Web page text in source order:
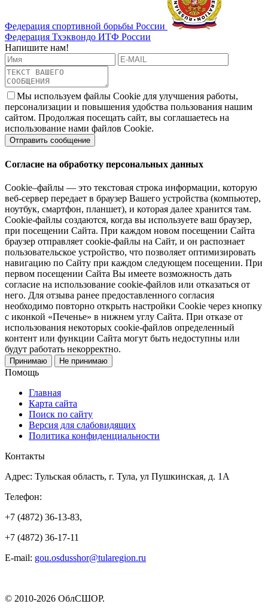
Федерация спортивной борьбы России
Федерация Тхэквондо ИТФ России
Напишите нам!
Мы используем файлы Cookie для улучшения работы,
персонализации и повышения удобства пользования нашим
сайтом. Продолжая посещать сайт, вы соглашаетесь на
использование нами файлов Cookie.
Согласие на обработку персональных данных
Cookie–файлы — это текстовая строка информации, которую
веб-сервер передает в браузер Вашего устройства (компьютер,
ноутбук, смартфон, планшет), и которая далее хранится там.
Cookie-файлы создаются, когда вы используете ваш браузер,
при посещении Сайта. При каждом новом посещении Сайта
браузер отправляет cookie-файлы на Сайт, и он распознает
пользовательское устройство, что позволяет оптимизировать
навигацию по Сайту при каждом следующем посещении. При
первом посещении Сайта Вы имеете возможность дать
согласие на использование cookie-файлов или отказаться от
него. Для отзыва ранее предоставленного согласия
необходимо повторно открыть настройки Cookie через кнопку
с иконкой «Печенье» в нижнем углу Сайта. При отказе от
использования некоторых cookie-файлов определенный
контент или функции Сайта могут быть недоступны или
будут работать некорректно.
Принимаю Не принимаю
Помощь
Главная
Карта сайта
Поиск по сайту
Версия для слабовидящих
Политика конфиденциальности
Контакты
Адрес: Тульская область, г. Тула, ул Пушкинская, д. 1А
Телефон:
+7 (4872) 36-13-83,
+7 (4872) 36-17-11
E-mail: gou.osdusshor@tularegion.ru
© 2010-2026 ОблСШОР.